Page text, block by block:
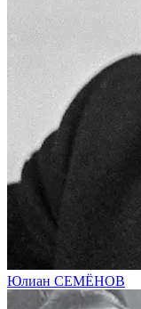
Юлиан СЕМЁНОВ